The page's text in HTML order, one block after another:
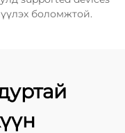
боломжтой.